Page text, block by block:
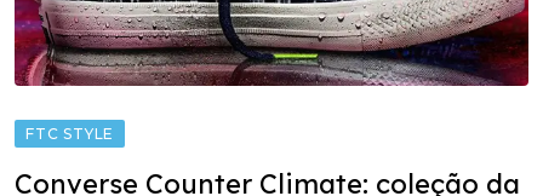
FTC STYLE
Converse Counter Climate: coleção da